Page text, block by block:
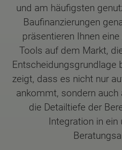
und am häufigsten
Baufinanzierungen
präsentieren Ihnen
Tools auf dem Markt,
Entscheidungsgrundlage
zeigt, dass es nicht nur
ankommt, sondern auch
die Detailtiefe der
Integration in